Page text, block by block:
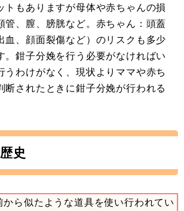
トもありますが母体や赤ちゃんの損
管、膣、膀胱など。赤ちゃん：頭蓋
血、顔面裂傷など）のリスクも多少
。鉗子分娩を行う必要がなければい
うわけがなく、現状よりママや赤ち
断されたときに鉗子分娩が行われる
史
ら似たような道具を使い行われてい